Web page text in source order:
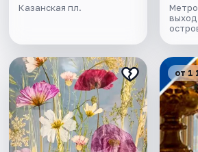
Казанская пл.
выход
от 1